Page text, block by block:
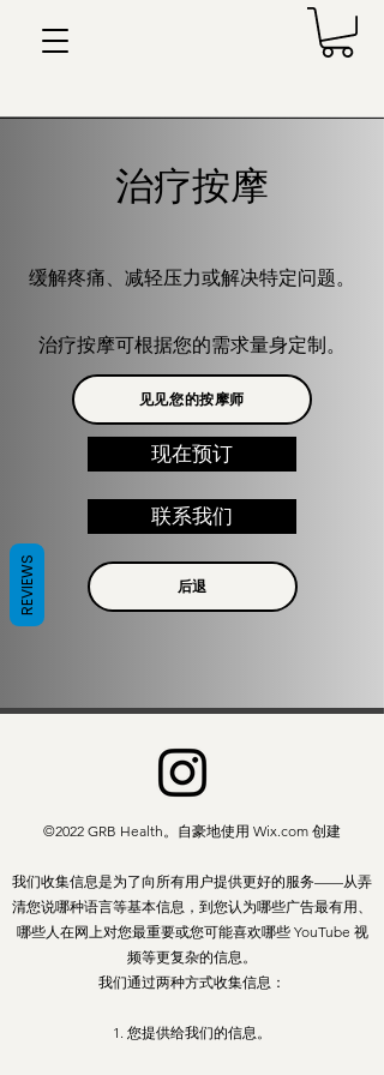
治疗按摩
缓解疼痛、减轻压力或解决特定问题。
治疗按摩可根据您的需求量身定制。
见见您的按摩师
现在预订
联系我们
后退
©2022 GRB Health。自豪地使用 Wix.com 创建
我们收集信息是为了向所有用户提供更好的服务——从弄
清您说哪种语言等基本信息，到您认为哪些广告最有用、
哪些人在网上对您最重要或您可能喜欢哪些 YouTube 视
频等更复杂的信息。
我们通过两种方式收集信息：
1. 您提供给我们的信息。
REVIEWS